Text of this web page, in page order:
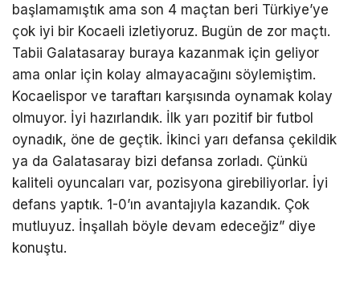
başlamamıştık ama son 4 maçtan beri Türkiye’ye
çok iyi bir Kocaeli izletiyoruz. Bugün de zor maçtı.
Tabii Galatasaray buraya kazanmak için geliyor
ama onlar için kolay almayacağını söylemiştim.
Kocaelispor ve taraftarı karşısında oynamak kolay
olmuyor. İyi hazırlandık. İlk yarı pozitif bir futbol
oynadık, öne de geçtik. İkinci yarı defansa çekildik
ya da Galatasaray bizi defansa zorladı. Çünkü
kaliteli oyuncaları var, pozisyona girebiliyorlar. İyi
defans yaptık. 1-0’ın avantajıyla kazandık. Çok
mutluyuz. İnşallah böyle devam edeceğiz” diye
konuştu.